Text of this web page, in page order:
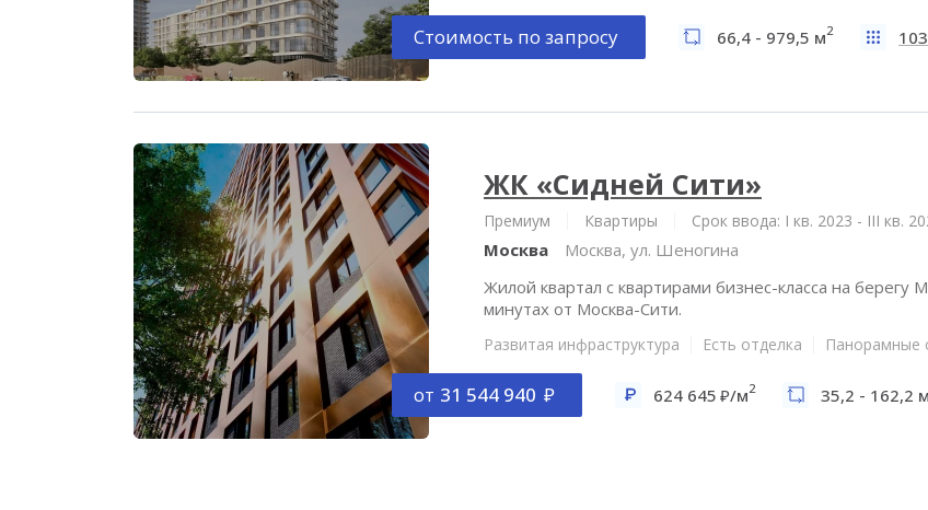
Стоимость по запросу 66,4 - 979,5 м2
ЖК «Сидней Сити»
Премиум Квартиры Срок ввода: I кв. 2023 - III кв.
Москва
Москва, ул. Шеногина
Жилой квартал с квартирами бизнес-класса на берегу
минутах от Москва-Сити.
Развитая инфраструктура Есть отделка Панорамные
от 31 544 940 624 645 /м2 35,2 - 162,2 м